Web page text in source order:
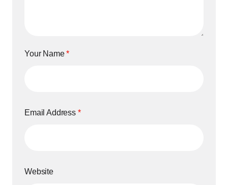
Your Name*
Email Address *
Website